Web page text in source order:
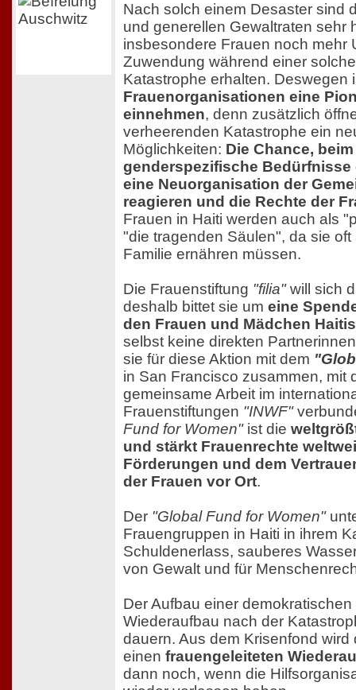
Nach solch einem Desaster sind
und generellen Gewaltraten sehr
insbesondere Frauen noch mehr
Zuwendung während einer
Katastrophe erhalten. Deswegen
Frauenorganisationen eine
einnehmen, denn zusätzlich
verheerenden Katastrophe ein
Möglichkeiten: Die Chance,
genderspezifische Bedürfnisse
eine Neuorganisation der
reagieren und die Rechte der
Frauen in Haiti werden auch als
"die tragenden Säulen", da sie
Familie ernähren müssen.
Die Frauenstiftung "filia"will sich
deshalb bittet sie um eine
den Frauen und Mädchen Haitis
selbst keine direkten
sie für diese Aktion mit dem
in San Francisco zusammen, mit
gemeinsame Arbeit im
Frauenstiftungen "INWF"
Fund for Women"ist die
und stärkt Frauenrechte
Förderungen und dem
der Frauen vor Ort.
Der "Global Fund for Women"
Frauengruppen in Haiti in ihrem
Schuldenerlass, sauberes
von Gewalt und für
Der Aufbau einer
Wiederaufbau nach der
dauern. Aus dem Krisenfond
einen frauengeleiteten
dann noch, wenn die